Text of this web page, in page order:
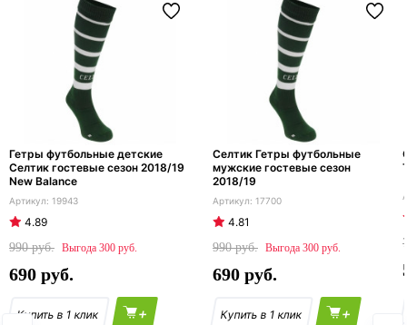
Гетры футбольные детские
Селтик гостевые сезон 2018/19
New Balance
19943
4.89
990
300
690
+
Селтик Гетры футбольные
мужские гостевые сезон
2018/19
17700
4.81
990
300
690
+